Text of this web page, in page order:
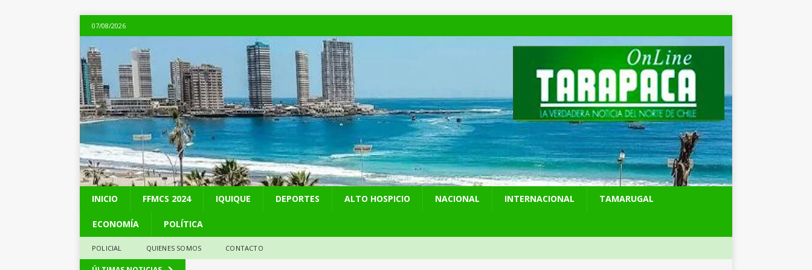
07/08/2026
INICIO FFMCS 2024 IQUIQUE DEPORTES ALTO HOSPICIO NACIONAL INTERNACIONAL TAMARUGAL
ECONOMÍA POLÍTICA
POLICIAL QUIENES SOMOS CONTACTO